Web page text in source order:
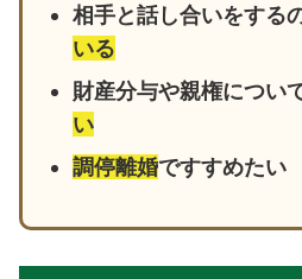
相手と話し合いをする
いる
財産分与や親権につい
い
調停離婚ですすめたい